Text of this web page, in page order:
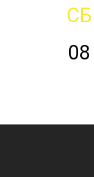
СБ
08